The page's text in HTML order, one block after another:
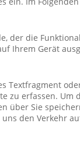
der die
Ihrem Gerät
Textfragment
zu erfassen. Um
über Sie
den Verkehr